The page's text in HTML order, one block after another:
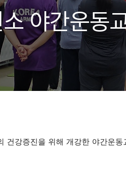
야간운동
건강증진을 위해 개강한 야간운